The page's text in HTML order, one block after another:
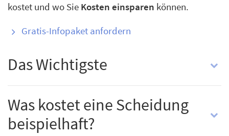
kostet und wo Sie Kosten einsparen können.
Gratis-Infopaket anfordern
Das Wichtigste
Was kostet eine Scheidung
beispielhaft?